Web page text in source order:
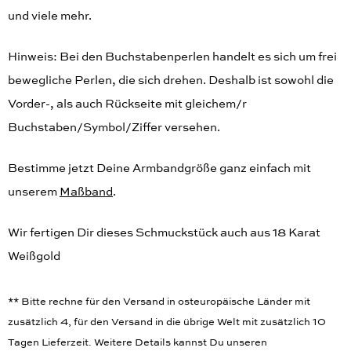
und viele mehr.
Hinweis: Bei den Buchstabenperlen handelt es sich um frei
bewegliche Perlen, die sich drehen. Deshalb ist sowohl die
Vorder-, als auch Rückseite mit gleichem/r
Buchstaben/Symbol/Ziffer versehen.
Bestimme jetzt Deine Armbandgröße ganz einfach mit
unserem Maßband.
Wir fertigen Dir dieses Schmuckstück auch aus 18 Karat
Weißgold
** Bitte rechne für den Versand in osteuropäische Länder mit
zusätzlich 4, für den Versand in die übrige Welt mit zusätzlich 10
Tagen Lieferzeit. Weitere Details kannst Du unseren